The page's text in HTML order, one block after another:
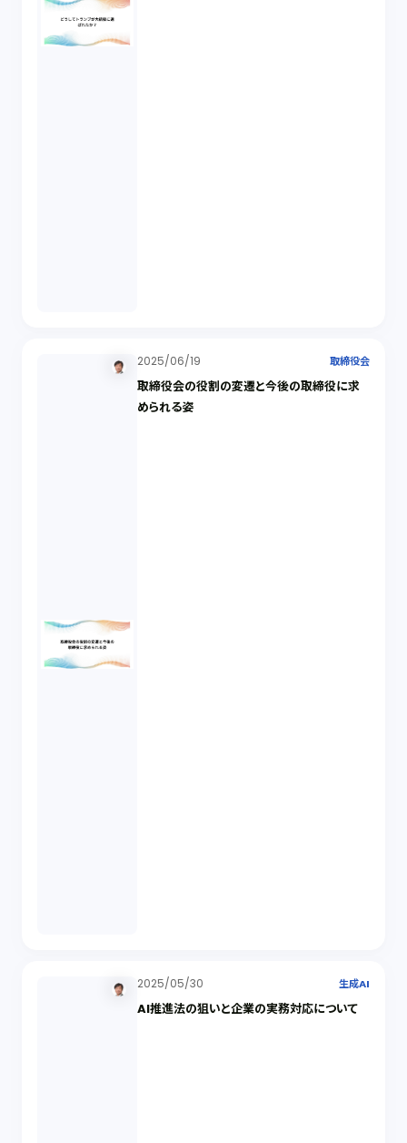
2025/06/19 取締役会
取締役会の役割の変遷と今後の取締役に求
められる姿
2025/05/30 生成AI
AI推進法の狙いと企業の実務対応について